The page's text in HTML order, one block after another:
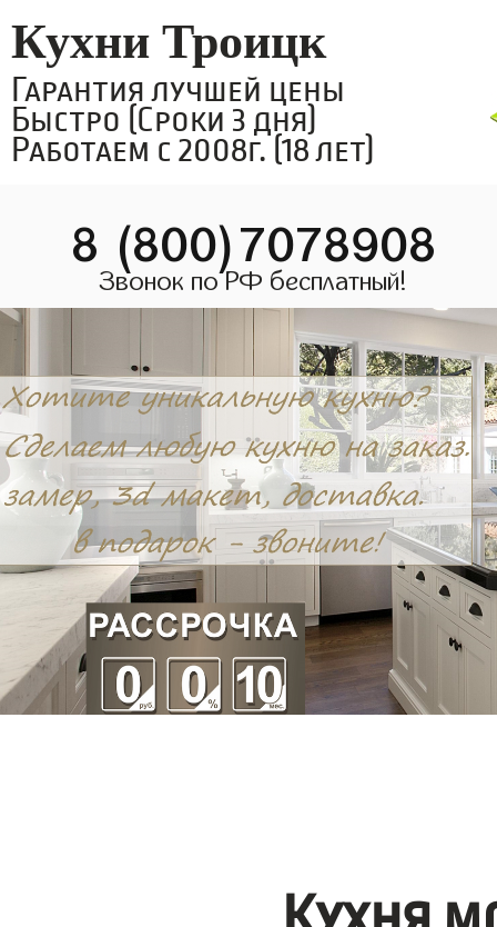
Кухни Троицк
Гарантия лучшей цены
Быстро (Сроки 3 дня)
Работаем с 2008г. (18 лет)
8 (800)7078908
Звонок по РФ бесплатный!